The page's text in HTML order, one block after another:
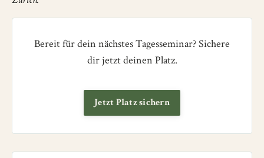
Bereit für dein nächstes Tagesseminar? Sichere
dir jetzt deinen Platz.
Jetzt Platz sichern